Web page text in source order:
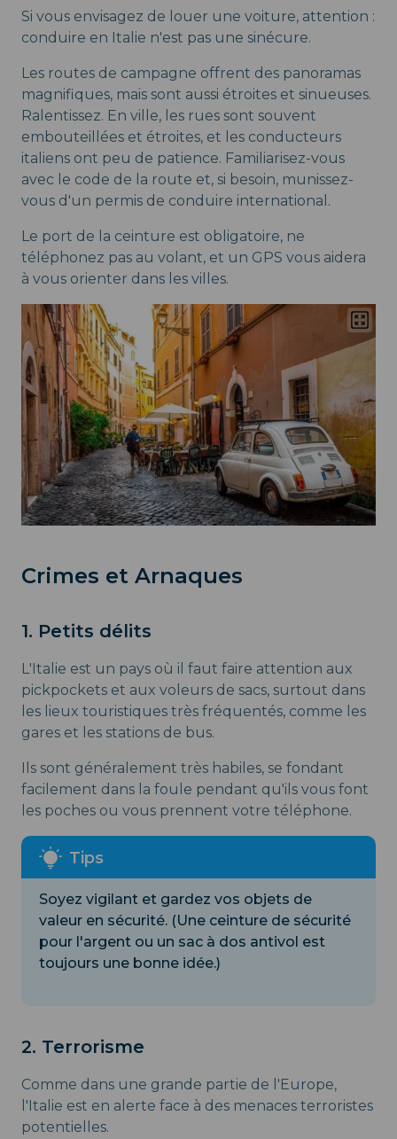
Si vous envisagez de louer une voiture, attention :
conduire en Italie n'est pas une sinécure.
Les routes de campagne offrent des panoramas
magnifiques, mais sont aussi étroites et sinueuses.
Ralentissez. En ville, les rues sont souvent
embouteillées et étroites, et les conducteurs
italiens ont peu de patience. Familiarisez-vous
avec le code de la route et, si besoin, munissez-
vous d'un permis de conduire international.
Le port de la ceinture est obligatoire, ne
téléphonez pas au volant, et un GPS vous aidera
à vous orienter dans les villes.
Crimes et Arnaques
1. Petits délits
L'Italie est un pays où il faut faire attention aux
pickpockets et aux voleurs de sacs, surtout dans
les lieux touristiques très fréquentés, comme les
gares et les stations de bus.
Ils sont généralement très habiles, se fondant
facilement dans la foule pendant qu'ils vous font
les poches ou vous prennent votre téléphone.
Soyez vigilant et gardez vos objets de
valeur en sécurité. (Une ceinture de sécurité
pour l'argent ou un sac à dos antivol est
toujours une bonne idée.)
2. Terrorisme
Comme dans une grande partie de l'Europe,
l'Italie est en alerte face à des menaces terroristes
potentielles.